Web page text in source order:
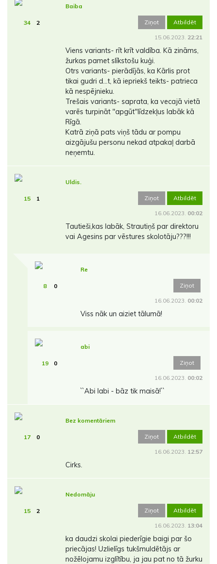
34 2
Baiba
Ziņot Atbildēt
15.06.2023. 22:21
Viens variants- rīt krīt valdība. Kā zināms,
žurkas pamet slīkstošu kuģi.
Otrs variants- pierādījās, ka Kārlis prot
tikai gudri d...t, kā iepriekš teikts- patrieca
kā nespējnieku.
Trešais variants- saprata, ka vecajā vietā
varēs turpināt "apgūt"līdzekļus labāk kā
Rīgā.
Katrā ziņā pats viņš tādu ar pompu
aizgājušu personu nekad atpakaļ darbā
neņemtu.
15 1
Uldis.
Ziņot Atbildēt
16.06.2023. 00:02
Tautieši,kas labāk, Strautiņš par direktoru
vai Agesins par vēstures skolotāju???!!!
8 0
Re
Ziņot
16.06.2023. 00:02
Viss nāk un aiziet tālumā!
19 0
abi
Ziņot
16.06.2023. 00:02
``Abi labi - bāz tik maisā!``
17 0
Bez komentāriem
Ziņot Atbildēt
16.06.2023. 12:57
Cirks.
15 2
Nedomāju
Ziņot Atbildēt
16.06.2023. 13:04
ka daudzi skolai piederīgie baigi par šo
priecājas! Uzlielīgs tukšmuldētājs ar
nožēlojamu izglītību, ja jau pat no tā žurku